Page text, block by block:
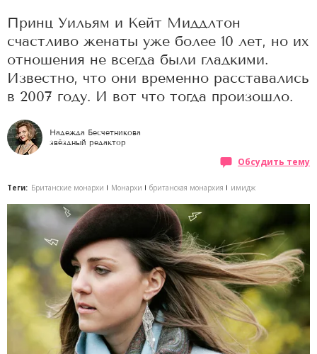
Принц Уильям и Кейт Миддлтон
счастливо женаты уже более 10 лет, но их
отношения не всегда были гладкими.
Известно, что они временно расставались
в 2007 году. И вот что тогда произошло.
Надежда Бесчетникова
звёздный редактор
Обсудить тему
Теги: Британские монархи Монархи британская монархия имидж